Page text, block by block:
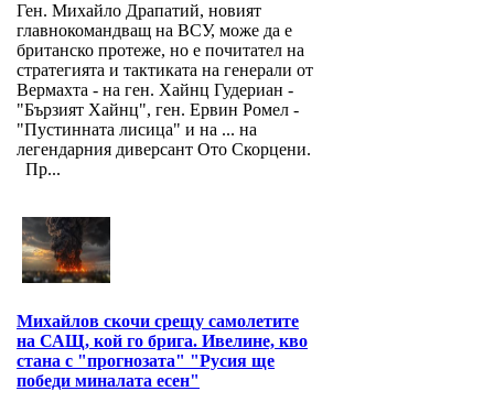
Ген. Михайло Драпатий, новият
главнокомандващ на ВСУ, може да е
британско протеже, но е почитател на
стратегията и тактиката на генерали от
Вермахта - на ген. Хайнц Гудериан -
"Бързият Хайнц", ген. Ервин Ромел -
"Пустинната лисица" и на ... на
легендарния диверсант Ото Скорцени.
Пр...
Михайлов скочи срещу самолетите
на САЩ, кой го брига. Ивелине, кво
стана с "прогнозата" "Русия ще
победи миналата есен"